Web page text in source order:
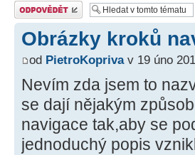
Odeslat odpověď
Obrázky kroků
od PietroKoprivav 19 úno
Nevím zda jsem to
se dají nějakým
navigace tak,aby se
jednoduchý popis